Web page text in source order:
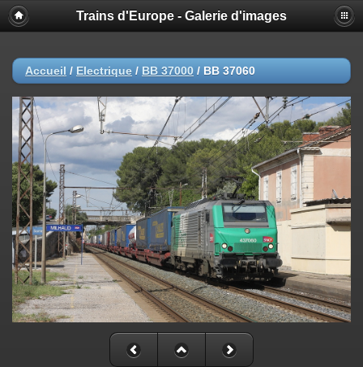
Trains d'Europe - Galerie d'images
Accueil / Electrique / BB 37000 / BB 37060